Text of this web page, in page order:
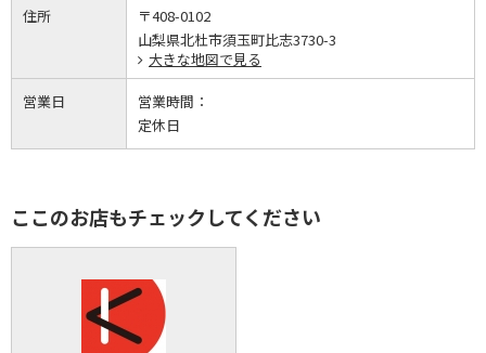
住所
〒408-0102
山梨県北杜市須玉町比志3730-3
大きな地図で見る
営業日
営業時間：
定休日
ここのお店もチェックしてください